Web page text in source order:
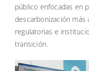
público enfocadas en
descarbonización
regulatorias e
transición.